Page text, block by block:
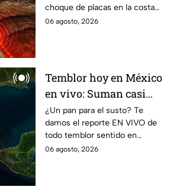
choque de placas en la costa
de Guerrero; ¿cuál es el sismo
06 agosto, 2026
Temblor hoy en México
en vivo: Suman casi
mil 500 réplicas del
sismo ocurrido en
Chiapas
¿Un pan para el susto? Te
damos el reporte EN VIVO de
todo temblor sentido en
México con epicentro,
06 agosto, 2026